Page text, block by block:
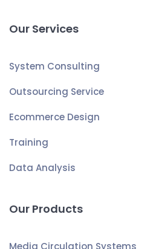
Our Services
System Consulting
Outsourcing Service
Ecommerce Design
Training
Data Analysis
Our Products
Media Circulation Systems